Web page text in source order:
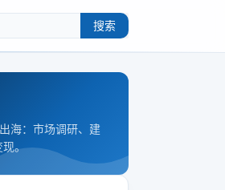
搜索
海：市场调研、建
现。